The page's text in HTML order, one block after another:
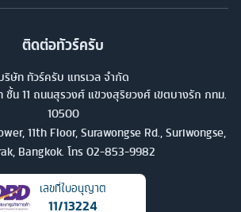
ติดต่อทัวร์ครับ
ริษัท ทัวร์ครับ แทรเวล จำกัด
ชั้น 11 ถนนสุรวงศ์ แขวงสุริยวงศ์ เขตบางรัก กทม.
10500
11th Floor, Surawongse Rd., Suriwongse,
Bangkok. โทร 02-853-9982
เลขที่ใบอนุญาต
11/13224